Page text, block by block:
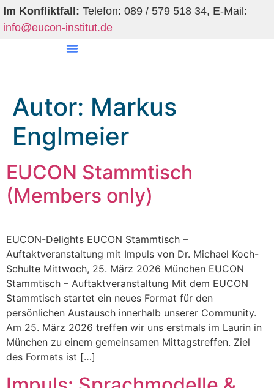
Im Konfliktfall: Telefon: 089 / 579 518 34, E-Mail:
info@eucon-institut.de
Autor: Markus
Englmeier
EUCON Stammtisch
(Members only)
EUCON-Delights EUCON Stammtisch –
Auftaktveranstaltung mit Impuls von Dr. Michael Koch-
Schulte Mittwoch, 25. März 2026 München EUCON
Stammtisch – Auftaktveranstaltung Mit dem EUCON
Stammtisch startet ein neues Format für den
persönlichen Austausch innerhalb unserer Community.
Am 25. März 2026 treffen wir uns erstmals im Laurin in
München zu einem gemeinsamen Mittagstreffen. Ziel
des Formats ist […]